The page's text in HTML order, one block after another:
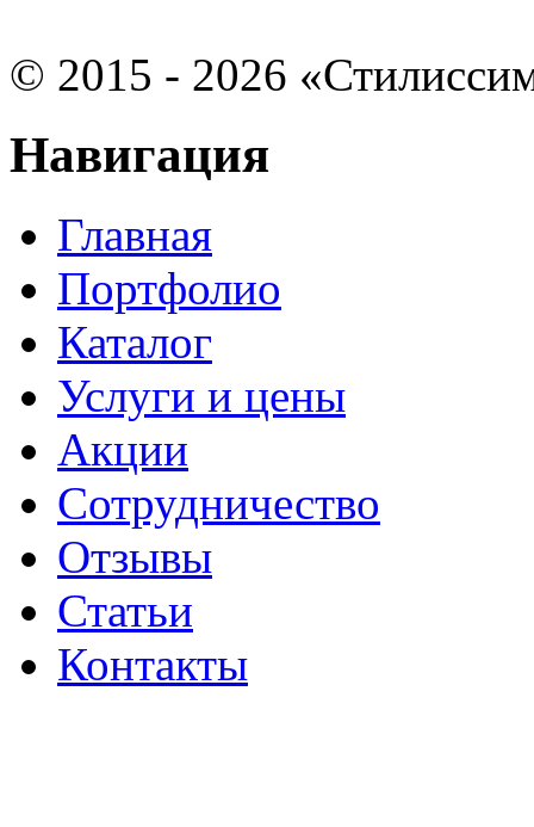
© 2015 - 2026
Навигация
Главная
Портфолио
Каталог
Услуги и цены
Акции
Сотрудничество
Отзывы
Статьи
Контакты